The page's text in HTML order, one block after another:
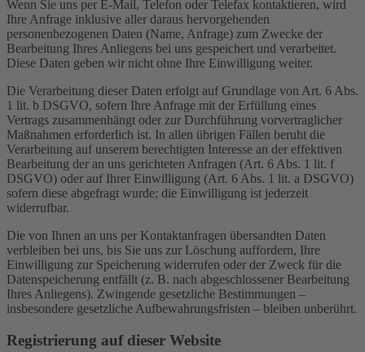
Wenn Sie uns per E-Mail, Telefon oder Telefax kontaktieren, wird
Ihre Anfrage inklusive aller daraus hervorgehenden
personenbezogenen Daten (Name, Anfrage) zum Zwecke der
Bearbeitung Ihres Anliegens bei uns gespeichert und verarbeitet.
Diese Daten geben wir nicht ohne Ihre Einwilligung weiter.
Die Verarbeitung dieser Daten erfolgt auf Grundlage von Art. 6 Abs.
1 lit. b DSGVO, sofern Ihre Anfrage mit der Erfüllung eines
Vertrags zusammenhängt oder zur Durchführung vorvertraglicher
Maßnahmen erforderlich ist. In allen übrigen Fällen beruht die
Verarbeitung auf unserem berechtigten Interesse an der effektiven
Bearbeitung der an uns gerichteten Anfragen (Art. 6 Abs. 1 lit. f
DSGVO) oder auf Ihrer Einwilligung (Art. 6 Abs. 1 lit. a DSGVO)
sofern diese abgefragt wurde; die Einwilligung ist jederzeit
widerrufbar.
Die von Ihnen an uns per Kontaktanfragen übersandten Daten
verbleiben bei uns, bis Sie uns zur Löschung auffordern, Ihre
Einwilligung zur Speicherung widerrufen oder der Zweck für die
Datenspeicherung entfällt (z. B. nach abgeschlossener Bearbeitung
Ihres Anliegens). Zwingende gesetzliche Bestimmungen –
insbesondere gesetzliche Aufbewahrungsfristen – bleiben unberührt.
Registrierung auf dieser Website